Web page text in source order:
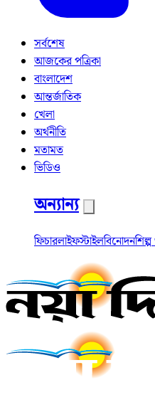
সর্বশেষ
আজকের পত্রিকা
বাংলাদেশ
আন্তর্জাতিক
খেলা
অর্থনীতি
মতামত
ভিডিও
অন্যান্য
ফিচারলাইফস্টাইলবিনোদন